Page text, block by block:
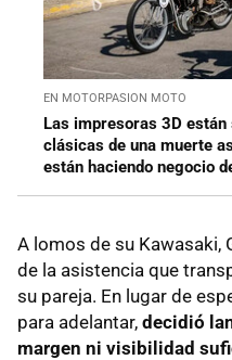
EN MOTORPASION MOTO
Las impresoras 3D
clásicas de una muerte
están haciendo negocio
A lomos de su Kawasaki,
de la asistencia que
su pareja. En lugar de
para adelantar, decidió
margen ni visibilidad